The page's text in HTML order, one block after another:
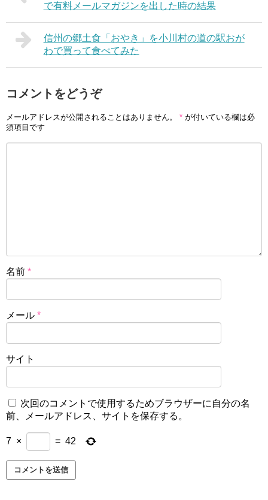
で有料メールマガジンを出した時の結果
信州の郷土食「おやき」を小川村の道の駅おが
わで買って食べてみた
コメントをどうぞ
メールアドレスが公開されることはありません。 * が付いている欄は必
須項目です
名前 *
メール *
サイト
次回のコメントで使用するためブラウザーに自分の名
前、メールアドレス、サイトを保存する。
7 × = 42